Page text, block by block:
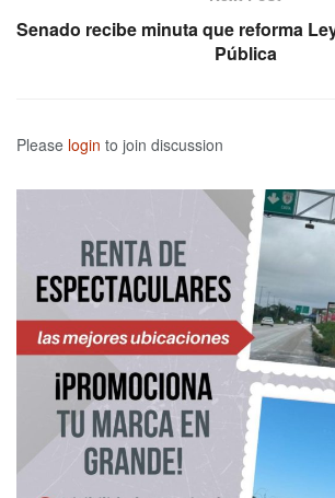
Senado recibe minuta que reforma
Pública
Please login to join discussion